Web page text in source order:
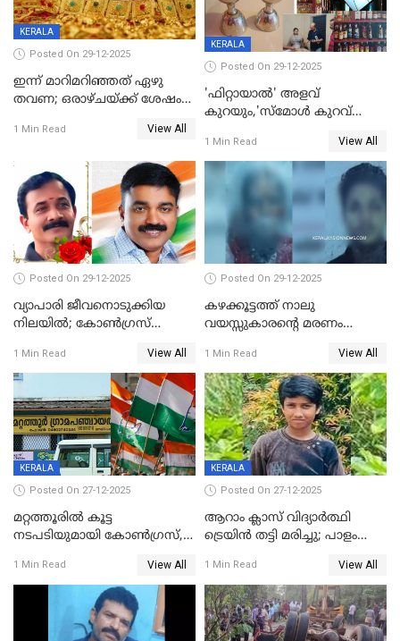
KERALA
Posted On 29-12-2025
ഇന്ന് മാറിമറിഞ്ഞത് ഏഴു
തവണ; ഒരാഴ്ചയ്ക്ക് ശേഷം
1 Min Read View All
KERALA
Posted On 29-12-2025
'ഫിറ്റായാൽ' അളവ്
കുറയും,'സ്‌മോൾ കുറവ്
പിഴ
1 Min Read View All
Posted On 29-12-2025
വ്യാപാരി ജീവനൊടുക്കിയ
നിലയില്‍; കോണ്‍ഗ്രസ്
മാനസികപീഡനമെന്ന് കുറിപ്പ്
1 Min Read View All
Posted On 29-12-2025
കഴക്കൂട്ടത്ത് നാലു
വയസ്സുകാരന്റെ മരണം
സുഹൃത്തും പൊലീസ്
കസ്റ്റഡിയിൽ
1 Min Read View All
KERALA
Posted On 27-12-2025
മറ്റത്തൂരിൽ കൂട്ട
നടപടിയുമായി കോണ്‍ഗ്രസ്,
എട്ട് പേര്‍ ഉള്‍പ്പെടെ
പത്തുപേരെ പുറത്താക്കി,
ചൊവ്വന്നൂരിലും നടപടി
1 Min Read View All
KERALA
Posted On 27-12-2025
ആറാം ക്ലാസ് വിദ്യാർത്ഥി
ട്രെയിൻ തട്ടി മരിച്ചു; പാളം
അപകടം മലപ്പുറത്ത്
1 Min Read View All